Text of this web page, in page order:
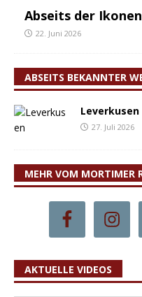
Abseits der
22. Juni 2026
ABSEITS BEKANNTER
27. Juli 2026
MEHR VOM MORTIMER
AKTUELLE VIDEOS